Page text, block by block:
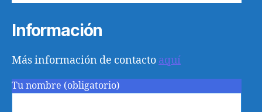
Información
Más información de contacto aquí
Tu nombre (obligatorio)